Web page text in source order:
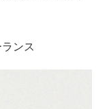
ンス